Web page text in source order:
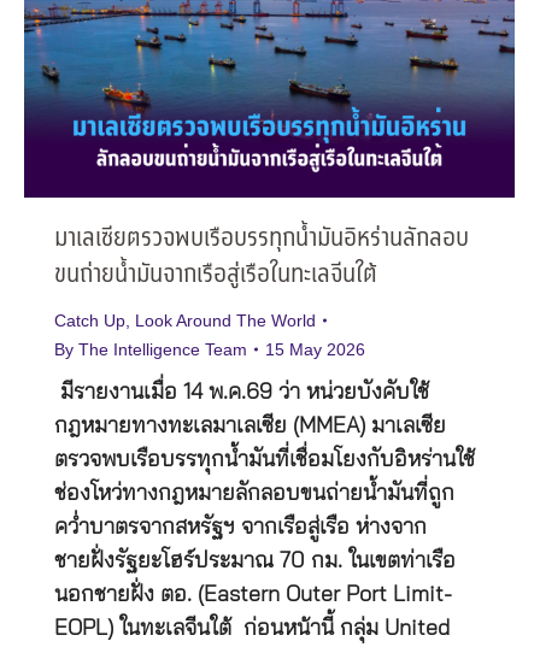
มาเลเซียตรวจพบเรือบรรทุกน้ำมันอิหร่านลักลอบ
ขนถ่ายน้ำมันจากเรือสู่เรือในทะเลจีนใต้
Catch Up Look Around The World
By The Intelligence Team 15 May 2026
มีรายงานเมื่อ 14 พ.ค.69 ว่า หน่วยบังคับใช้
กฎหมายทางทะเลมาเลเซีย (MMEA) มาเลเซีย
ตรวจพบเรือบรรทุกน้ำมันที่เชื่อมโยงกับอิหร่านใช้
ช่องโหว่ทางกฎหมายลักลอบขนถ่ายน้ำมันที่ถูก
คว่ำบาตรจากสหรัฐฯ จากเรือสู่เรือ ห่างจาก
ชายฝั่งรัฐยะโฮร์ประมาณ 70 กม. ในเขตท่าเรือ
นอกชายฝั่ง ตอ. (Eastern Outer Port Limit-
EOPL) ในทะเลจีนใต้ ก่อนหน้านี้ กลุ่ม United